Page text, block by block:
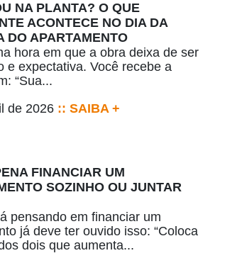
NA PLANTA? O QUE
ACONTECE NO DIA DA
DO APARTAMENTO
hora em que a obra deixa de ser
e expectativa. Você recebe a
“Sua...
de 2026:: SAIBA +
FINANCIAR UM
SOZINHO OU JUNTAR
pensando em financiar um
já deve ter ouvido isso: “Coloca
dois que aumenta...